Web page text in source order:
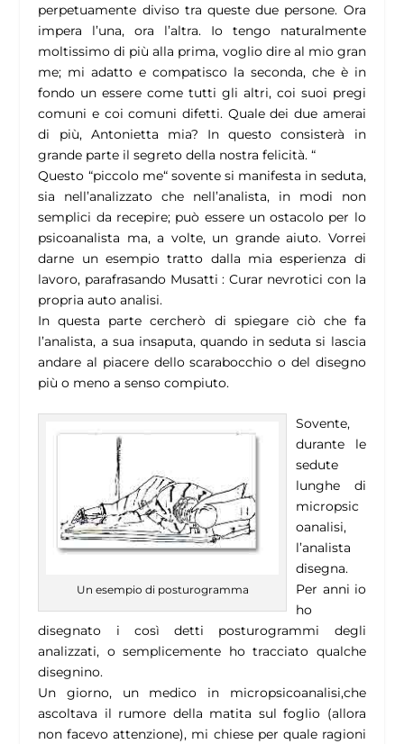
perpetuamente diviso tra queste due persone. Ora
impera l’una, ora l’altra. Io tengo naturalmente
moltissimo di più alla prima, voglio dire al mio gran
me; mi adatto e compatisco la seconda, che è in
fondo un essere come tutti gli altri, coi suoi pregi
comuni e coi comuni difetti. Quale dei due amerai
di più, Antonietta mia? In questo consisterà in
grande parte il segreto della nostra felicità. “
Questo “piccolo me“ sovente si manifesta in seduta,
sia nell’analizzato che nell’analista, in modi non
semplici da recepire; può essere un ostacolo per lo
psicoanalista ma, a volte, un grande aiuto. Vorrei
darne un esempio tratto dalla mia esperienza di
lavoro, parafrasando Musatti : Curar nevrotici con la
propria auto analisi.
In questa parte cercherò di spiegare ciò che fa
l’analista, a sua insaputa, quando in seduta si lascia
andare al piacere dello scarabocchio o del disegno
più o meno a senso compiuto.
Un esempio di posturogramma
Sovente,
durante le
sedute
lunghe di
micropsic
oanalisi,
l’analista
disegna.
Per anni io
ho
disegnato i così detti posturogrammi degli
analizzati, o semplicemente ho tracciato qualche
disegnino.
Un giorno, un medico in micropsicoanalisi,che
ascoltava il rumore della matita sul foglio (allora
non facevo attenzione), mi chiese per quale ragioni